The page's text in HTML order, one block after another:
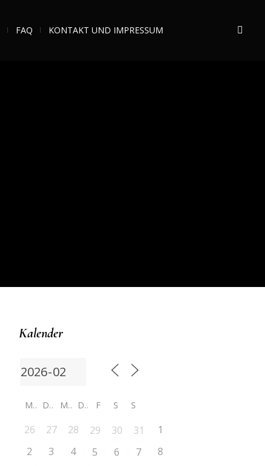
FAQ KONTAKT UND IMPRESSUM
Kalender
M D M D F S S
26 27 28 29 30 31
1
2
3 4 5 6 7
8